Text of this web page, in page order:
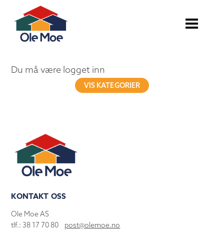
Du må være logget inn
VIS KATEGORIER
KONTAKT OSS
Ole Moe AS
tlf.: 38 17 70 80 post@olemoe.no